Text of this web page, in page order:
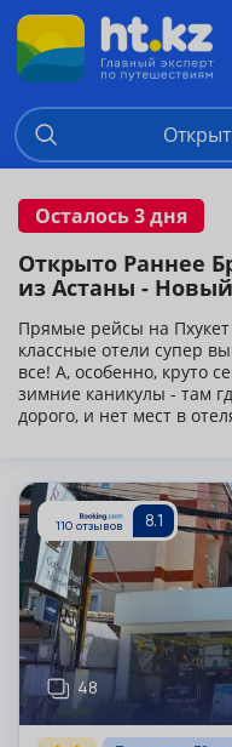
Осталось 3 дня
Открыто Раннее
из Астаны -
Прямые рейсы на
классные отели супер
все! А, особенно, круто
зимние каникулы - там
дорого, и нет мест в
Подробнее